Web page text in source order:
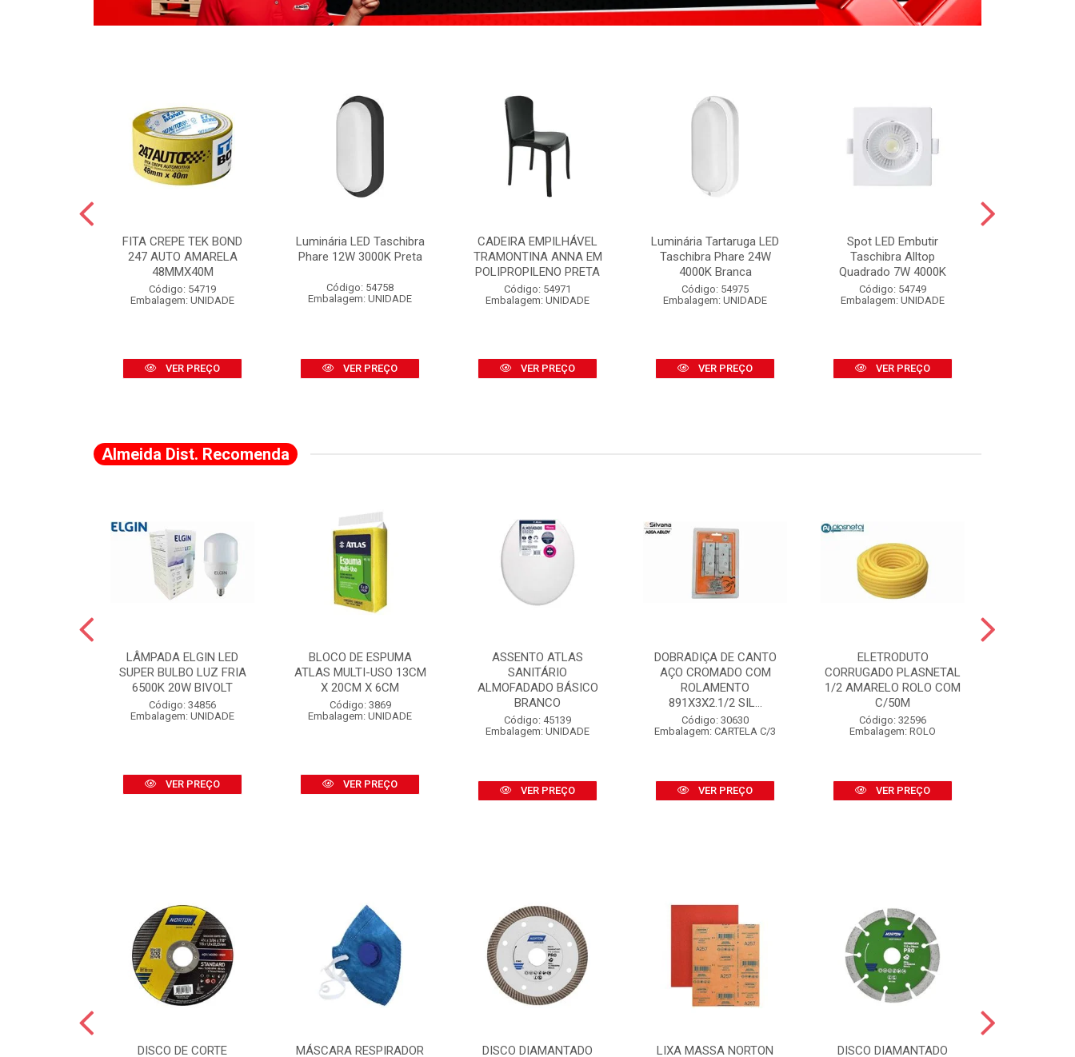
FITA CREPE TEK BOND
247 AUTO AMARELA
48MMX40M
Código: 54719
Embalagem: UNIDADE
VER PREÇO
Luminária LED Taschibra
Phare 12W 3000K Preta
Código: 54758
Embalagem: UNIDADE
VER PREÇO
CADEIRA EMPILHÁVEL
TRAMONTINA ANNA EM
POLIPROPILENO PRETA
Código: 54971
Embalagem: UNIDADE
VER PREÇO
Luminária Tartaruga LED
Taschibra Phare 24W
4000K Branca
Código: 54975
Embalagem: UNIDADE
VER PREÇO
Spot LED Embutir
Taschibra Alltop
Quadrado 7W 4000K
Código: 54749
Embalagem: UNIDADE
VER PREÇO
Almeida Dist. Recomenda
LÂMPADA ELGIN LED
SUPER BULBO LUZ FRIA
6500K 20W BIVOLT
Código: 34856
Embalagem: UNIDADE
VER PREÇO
BLOCO DE ESPUMA
ATLAS MULTI-USO 13CM
X 20CM X 6CM
Código: 3869
Embalagem: UNIDADE
VER PREÇO
ASSENTO ATLAS
SANITÁRIO
ALMOFADADO BÁSICO
BRANCO
Código: 45139
Embalagem: UNIDADE
VER PREÇO
DOBRADIÇA DE CANTO
AÇO CROMADO COM
ROLAMENTO
891X3X2.1/2 SIL...
Código: 30630
Embalagem: CARTELA C/3
VER PREÇO
ELETRODUTO
CORRUGADO PLASNETAL
1/2 AMARELO ROLO COM
C/50M
Código: 32596
Embalagem: ROLO
VER PREÇO
DISCO DE CORTE MÁSCARA RESPIRADOR DISCO DIAMANTADO LIXA MASSA NORTON DISCO DIAMANTADO